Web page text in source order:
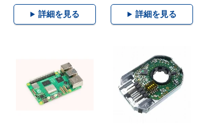
詳細を見る 詳細を見る